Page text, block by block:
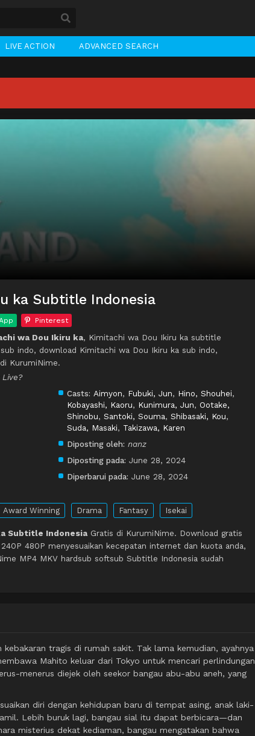
LIVE ACTION ADVANCED SEARCH
ka Subtitle Indonesia
Pinterest
wa Dou Ikiru ka, Kimitachi wa Dou Ikiru ka subtitle
indo, download Kimitachi wa Dou Ikiru ka sub indo,
KurumiNime.
Casts: Aimyon, Fubuki, Jun, Hino, Shouhei,
Kobayashi, Kaoru, Kunimura, Jun, Ootake,
Shinobu, Santoki, Souma, Shibasaki, Kou,
Suda, Masaki, Takizawa, Karen
Diposting oleh: nanz
Diposting pada: June 28, 2024
Diperbarui pada: June 28, 2024
Award Winning Drama Fantasy Isekai
Subtitle Indonesia Gratis di KurumiNime. Download gratis
480P menyesuaikan kecepatan internet dan kuota anda,
MP4 MKV hardsub softsub Subtitle Indonesia sudah
tragis di rumah sakit. Tak lama kemudian, ayahnya
Mahito keluar dari Tokyo untuk mencari perlindungan
menerus diejek oleh seekor bangau abu-abu aneh, yang
diri dengan kehidupan baru di tempat asing, anak laki-
Lebih buruk lagi, bangau sial itu dapat berbicara—dan
misterius dekat kediaman, bangau mengatakan bahwa